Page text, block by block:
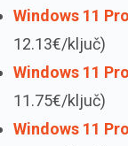
Windows 11
12.13€/ključ)
Windows 11
11.75€/ključ)
Windows 11